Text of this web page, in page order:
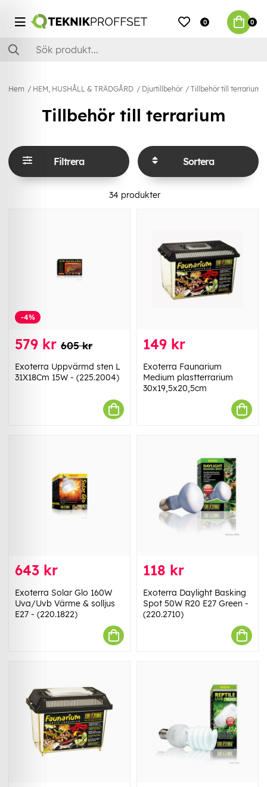
0 0
Hem HEM, HUSHÅLL & TRÄDGÅRD Djurtillbehör Tillbehör till terrarium
Tillbehör till terrarium
Filtrera Sortera
34 produkter
-4%
579 kr 605 kr
Exoterra Uppvärmd sten L
31X18Cm 15W - (225.2004)
149 kr
Exoterra Faunarium
Medium plastterrarium
30x19,5x20,5cm
643 kr
Exoterra Solar Glo 160W
Uva/Uvb Värme & solljus
E27 - (220.1822)
118 kr
Exoterra Daylight Basking
Spot 50W R20 E27 Green -
(220.2710)